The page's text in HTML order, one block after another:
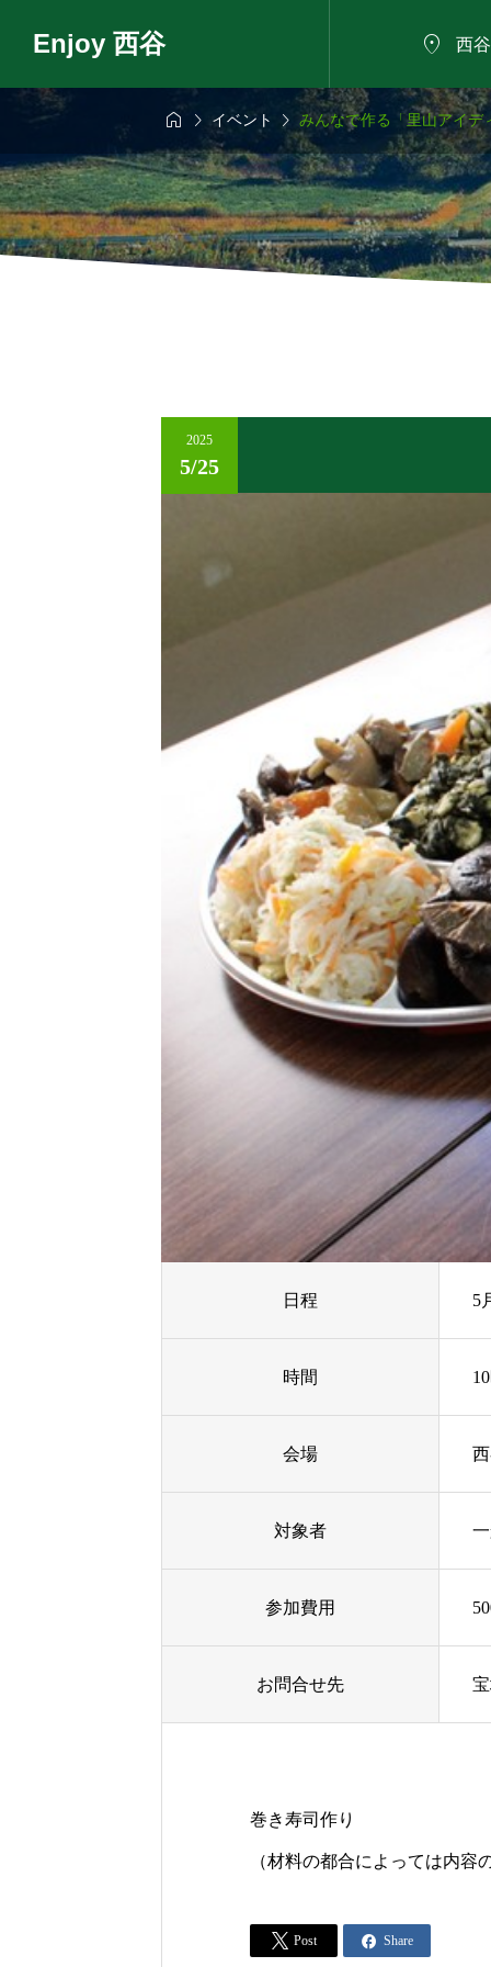
Enjoy 西谷  西
野菜のバーベ
2026年8月9日
自然の家で夏祭り
きもだめしと小さ
日～

 イベント  みんなで作る「里山アイデ
2025
5/25
日程 5
時間
会場
対象者
参加費用
お問合せ先
巻き寿司作り
（材料の都合によっては内容
 Post  Share